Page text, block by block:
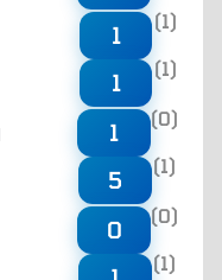
1
(1)
1
(1)
1
(0)
5
(1)
0
(0)
(1)